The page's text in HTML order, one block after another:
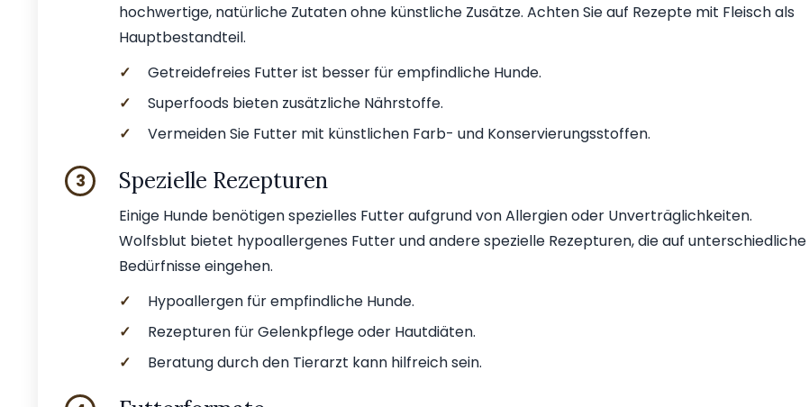
hochwertige, natürliche Zutaten ohne künstliche Zusätze. Achten Sie auf Rezepte mit Fleisch als
Hauptbestandteil.
✓
Getreidefreies Futter ist besser für empfindliche Hunde.
✓
Superfoods bieten zusätzliche Nährstoffe.
✓
Vermeiden Sie Futter mit künstlichen Farb- und Konservierungsstoffen.
3 Spezielle Rezepturen
Einige Hunde benötigen spezielles Futter aufgrund von Allergien oder Unverträglichkeiten.
Wolfsblut bietet hypoallergenes Futter und andere spezielle Rezepturen, die auf unterschiedliche
Bedürfnisse eingehen.
✓
Hypoallergen für empfindliche Hunde.
✓
Rezepturen für Gelenkpflege oder Hautdiäten.
✓
Beratung durch den Tierarzt kann hilfreich sein.